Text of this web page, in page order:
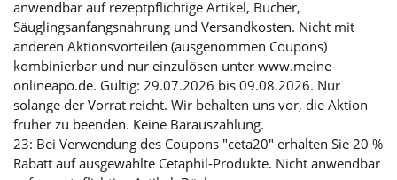
anwendbar auf rezeptpflichtige Artikel, Bücher,
Säuglingsanfangsnahrung und Versandkosten. Nicht mit
anderen Aktionsvorteilen (ausgenommen Coupons)
kombinierbar und nur einzulösen unter www.meine-
onlineapo.de. Gültig: 29.07.2026 bis 09.08.2026. Nur
solange der Vorrat reicht. Wir behalten uns vor, die Aktion
früher zu beenden. Keine Barauszahlung.
23: Bei Verwendung des Coupons "ceta20" erhalten Sie 20 %
Rabatt auf ausgewählte Cetaphil-Produkte. Nicht anwendbar